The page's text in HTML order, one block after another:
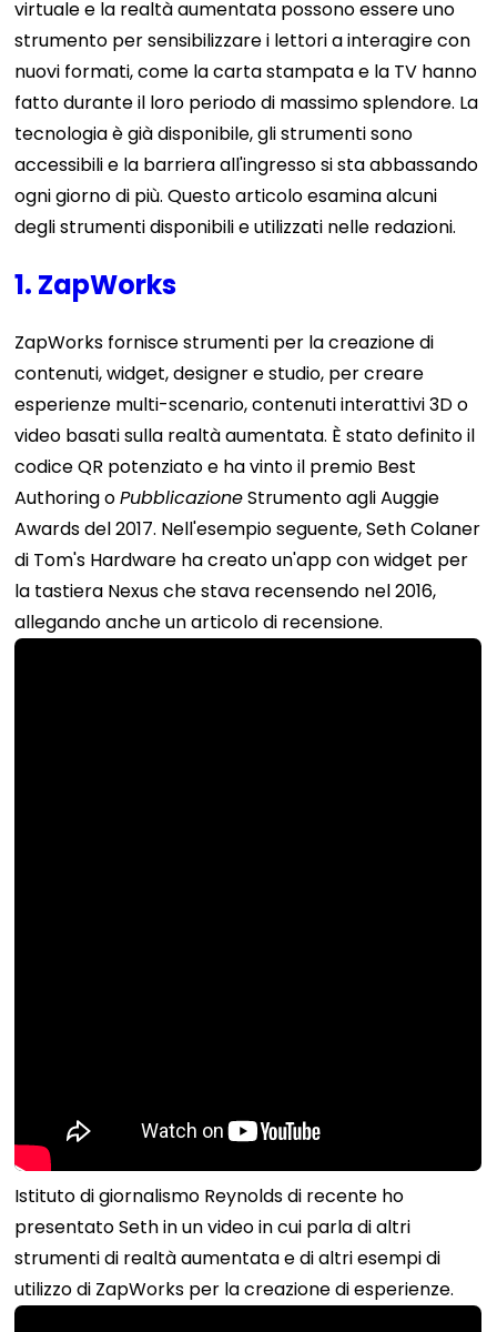
virtuale e la realtà aumentata possono essere uno
strumento per sensibilizzare i lettori a interagire con
nuovi formati, come la carta stampata e la TV hanno
fatto durante il loro periodo di massimo splendore. La
tecnologia è già disponibile, gli strumenti sono
accessibili e la barriera all'ingresso si sta abbassando
ogni giorno di più. Questo articolo esamina alcuni
degli strumenti disponibili e utilizzati nelle redazioni.
1. ZapWorks
ZapWorks fornisce strumenti per la creazione di
contenuti, widget, designer e studio, per creare
esperienze multi-scenario, contenuti interattivi 3D o
video basati sulla realtà aumentata. È stato definito il
codice QR potenziato e ha vinto il premio Best
Authoring oPubblicazioneStrumento agli Auggie
Awards del 2017. Nell'esempio seguente, Seth Colaner
di Tom's Hardware ha creato un'app con widget per
la tastiera Nexus che stava recensendo nel 2016,
allegando anche un articolo di recensione.
Istituto di giornalismo Reynoldsdi recente ho
presentato Seth in un video in cui parla di altri
strumenti di realtà aumentata e di altri esempi di
utilizzo di ZapWorks per la creazione di esperienze.